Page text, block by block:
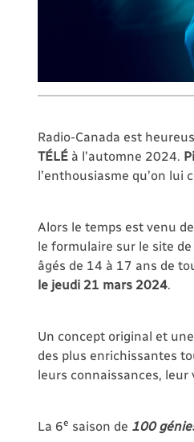
Radio-Canada est
TÉLÉ à l’automne 2024.
l’enthousiasme qu’on lui
Alors le temps est venu
le formulaire sur le site de
âgés de 14 à 17 ans de
le jeudi 21 mars 2024.
Un concept original et
des plus enrichissantes
leurs connaissances, leur
La 6e saison de 100